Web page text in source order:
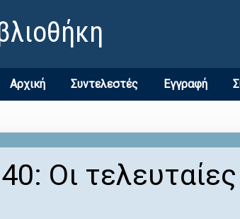
Αρχική Συντελεστές Εγγραφή
Οι